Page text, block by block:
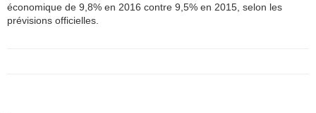
économique de 9,8% en 2016 contre 9,5% en 2015, selon les
prévisions officielles.